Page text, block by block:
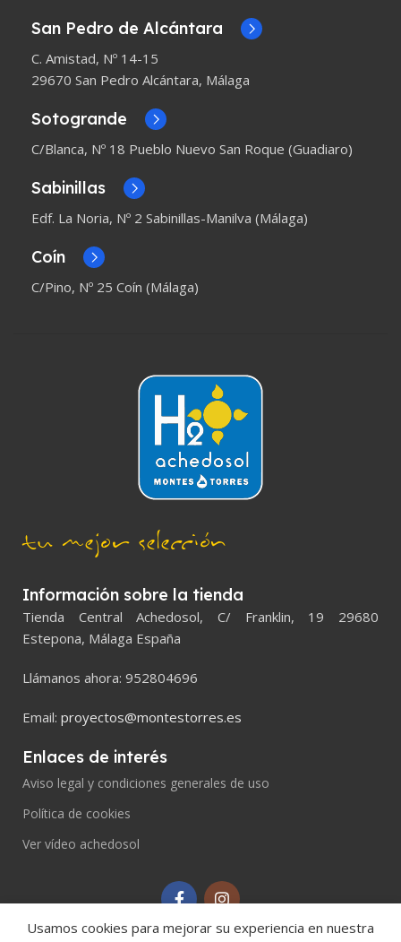
San Pedro de Alcántara
C. Amistad, Nº 14-15
29670 San Pedro Alcántara, Málaga
Sotogrande
C/Blanca, Nº 18 Pueblo Nuevo San Roque (Guadiaro)
Sabinillas
Edf. La Noria, Nº 2 Sabinillas-Manilva (Málaga)
Coín
C/Pino, Nº 25 Coín (Málaga)
tu mejor selección
Información sobre la tienda
Tienda Central Achedosol, C/ Franklin, 19 29680
Estepona, Málaga España
Llámanos ahora: 952804696
Email: proyectos@montestorres.es
Enlaces de interés
Aviso legal y condiciones generales de uso
Política de cookies
Ver vídeo achedosol
Usamos cookies para mejorar su experiencia en nuestra